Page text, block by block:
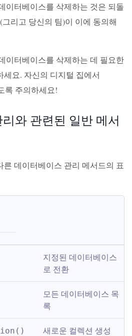
이터베이스를 삭제하는 것은 되돌
리고 당신의 팀)이 이에 동의해
이터베이스를 삭제하는 데 필요한
세요. 자신의 디지털 집에서
록 주의하세요!
와 관련된 일반 메서
른 데이터베이스 관리 메서드의 표
지정된 데이터베이스
로 전환
모든 데이터베이스 목
록
새로운 컬렉션 생성